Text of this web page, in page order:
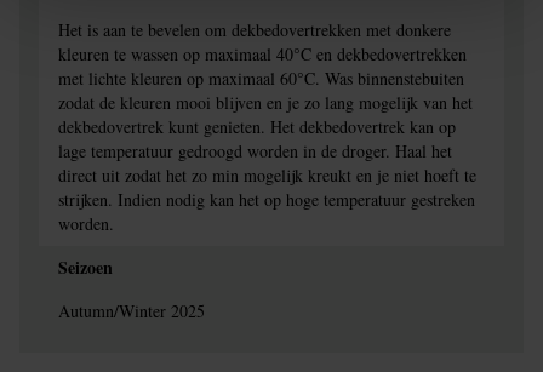
Het is aan te bevelen om dekbedovertrekken met donkere
kleuren te wassen op maximaal 40°C en dekbedovertrekken
met lichte kleuren op maximaal 60°C. Was binnenstebuiten
zodat de kleuren mooi blijven en je zo lang mogelijk van het
dekbedovertrek kunt genieten. Het dekbedovertrek kan op
lage temperatuur gedroogd worden in de droger. Haal het
direct uit zodat het zo min mogelijk kreukt en je niet hoeft te
strijken. Indien nodig kan het op hoge temperatuur gestreken
worden.
Seizoen
Autumn/Winter 2025